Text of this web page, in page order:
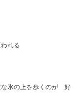
れる
氷の上を歩くのが 好